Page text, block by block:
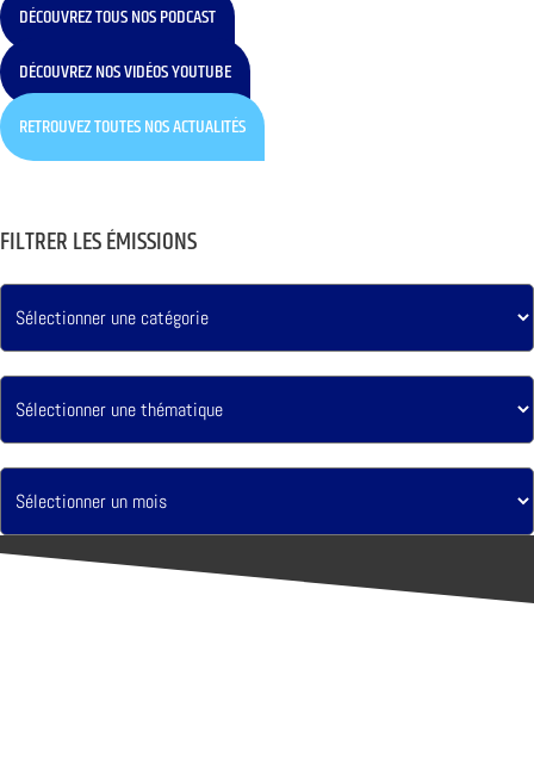
DÉCOUVREZ TOUS NOS PODCAST
DÉCOUVREZ NOS VIDÉOS YOUTUBE
RETROUVEZ TOUTES NOS ACTUALITÉS
FILTRER LES ÉMISSIONS